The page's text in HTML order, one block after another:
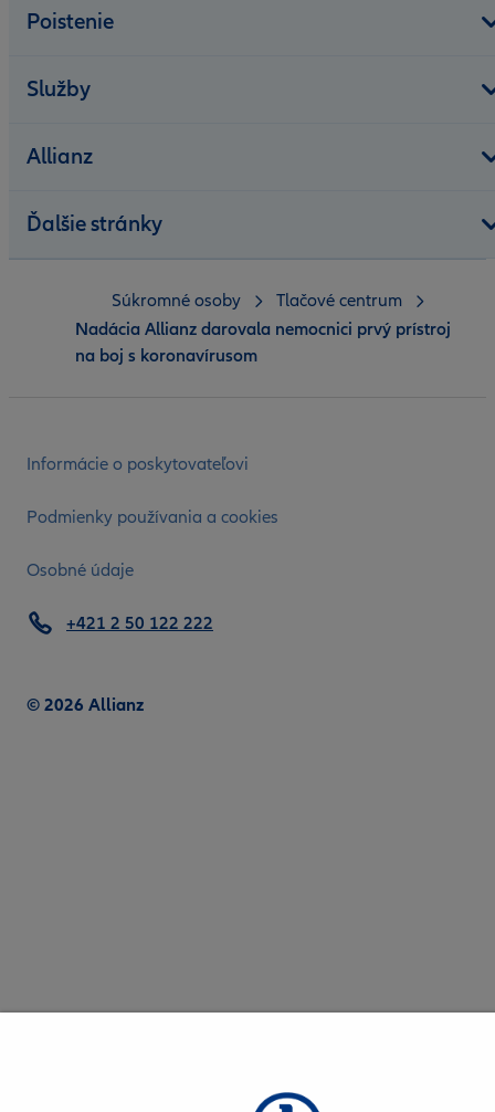
Poistenie
Služby
Allianz
Ďalšie stránky
Informácie o poskytovateľovi
Podmienky používania a cookies
Osobné údaje
© 2026 Allianz
+421 2 50 122 222
Súkromné osoby
Tlačové centrum
Nadácia Allianz darovala nemocnici prvý prístroj
na boj s koronavírusom